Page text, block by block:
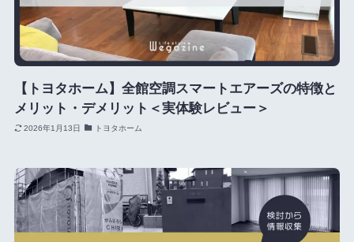
【トヨタホーム】全館空調スマートエアーズの特徴と
メリット・デメリット＜実体験レビュー＞
2026年1月13日 トヨタホーム